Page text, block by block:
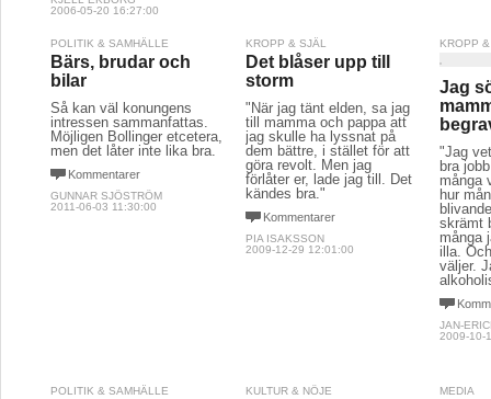
2006-05-20 16:27:00
POLITIK & SAMHÄLLE
Bärs, brudar och
bilar
Så kan väl konungens
intressen sammanfattas.
Möjligen Bollinger etcetera,
men det låter inte lika bra.
Kommentarer
GUNNAR SJÖSTRÖM
2011-06-03 11:30:00
KROPP & SJÄL
Det blåser upp till
storm
"När jag tänt elden, sa jag
till mamma och pappa att
jag skulle ha lyssnat på
dem bättre, i stället för att
göra revolt. Men jag
förlåter er, lade jag till. Det
kändes bra."
Kommentarer
PIA ISAKSSON
2009-12-29 12:01:00
KROPP
Jag
"Jag
bra
många
hur
skrämt
många
illa.
väljer.
JAN-
2009-10-
POLITIK & SAMHÄLLE KULTUR & NÖJE MEDIA